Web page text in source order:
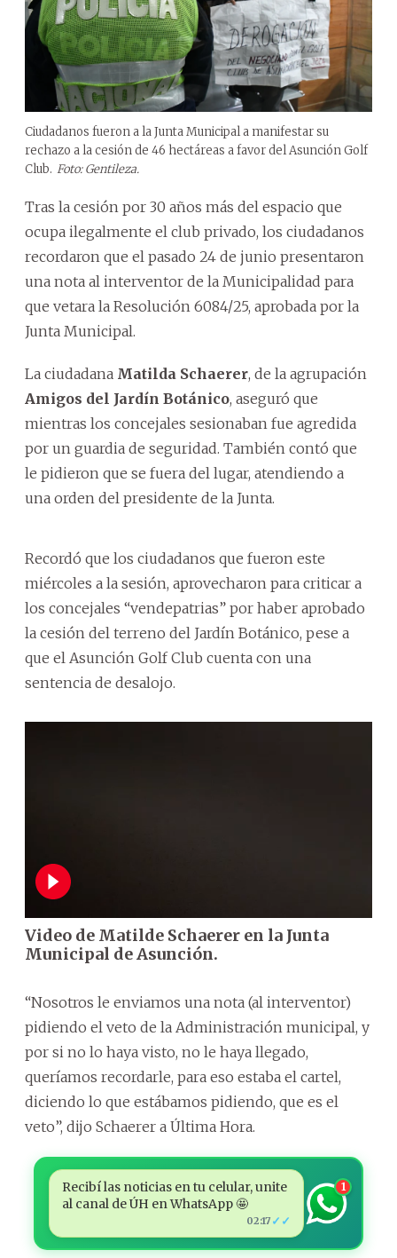
Ciudadanos fueron a la Junta Municipal a manifestar su
rechazo a la cesión de 46 hectáreas a favor del Asunción Golf
Club. Foto: Gentileza.
Tras la cesión por 30 años más del espacio que
ocupa ilegalmente el club privado, los ciudadanos
recordaron que el pasado 24 de junio presentaron
una nota al interventor de la Municipalidad para
que vetara la Resolución 6084/25, aprobada por la
Junta Municipal.
La ciudadana Matilda Schaerer, de la agrupación
Amigos del Jardín Botánico, aseguró que
mientras los concejales sesionaban fue agredida
por un guardia de seguridad. También contó que
le pidieron que se fuera del lugar, atendiendo a
una orden del presidente de la Junta.
Recordó que los ciudadanos que fueron este
miércoles a la sesión, aprovecharon para criticar a
los concejales “vendepatrias” por haber aprobado
la cesión del terreno del Jardín Botánico, pese a
que el Asunción Golf Club cuenta con una
sentencia de desalojo.
Video de Matilde Schaerer en la Junta
Municipal de Asunción.
“Nosotros le enviamos una nota (al interventor)
pidiendo el veto de la Administración municipal, y
por si no lo haya visto, no le haya llegado,
queríamos recordarle, para eso estaba el cartel,
diciendo lo que estábamos pidiendo, que es el
veto”, dijo Schaerer a Última Hora.
Recibí las noticias en tu celular, unite
al canal de ÚH en WhatsApp 🤩
02:17 ✓✓
1